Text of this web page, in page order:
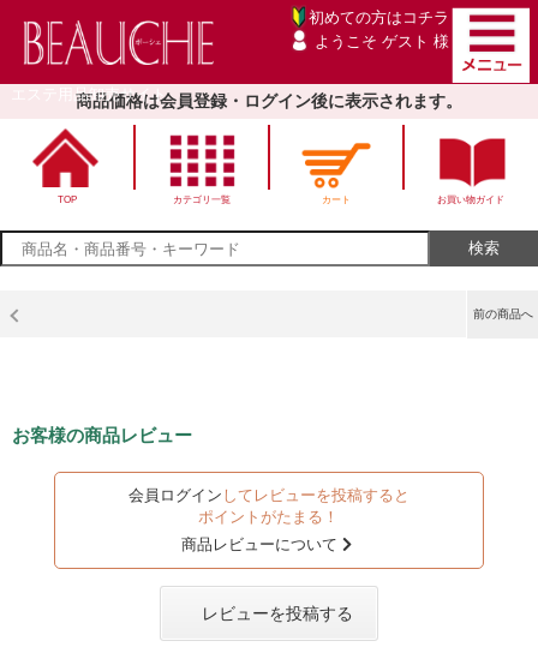
エステ用品卸売サイト
初めての方は コチラ
ようこそ ゲスト 様
商品価格は会員登録・ログイン後に表示されます。
TOP カテゴリ一覧 カート お買い物ガイド
前の商品へ
お客様の商品レビュー
会員ログイン してレビューを投稿すると
ポイントがたまる！
商品レビューについて
レビューを投稿する